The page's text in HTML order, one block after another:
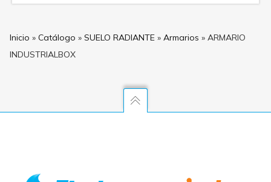
Inicio » Catálogo » SUELO RADIANTE » Armarios » ARMARIO
INDUSTRIALBOX